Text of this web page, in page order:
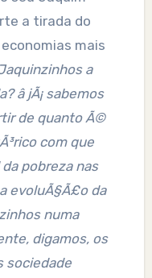
a tirada do
mais
a
jÃ¡ sabemos
de quanto Ã©
com que
pobreza nas
evoluÃ§Ã£o da
numa
digamos, os
sociedade